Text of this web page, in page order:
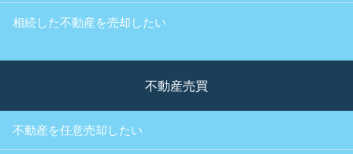
相続した不動産を売却したい
不動産売買
不動産を任意売却したい